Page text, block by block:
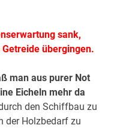
sank,
übergingen.
man aus purer Not
Eicheln mehr da
den Schiffbau zu
der Holzbedarf zu